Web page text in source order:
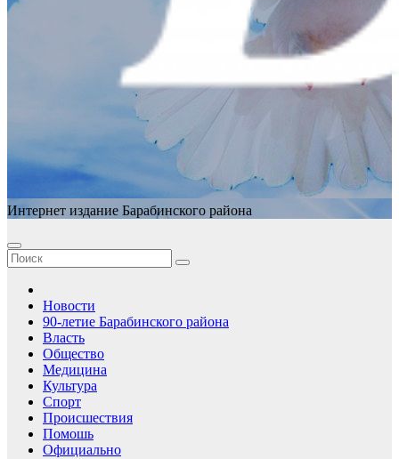
Интернет издание Барабинского района
Новости
90-летие Барабинского района
Власть
Общество
Медицина
Культура
Спорт
Происшествия
Помошь
Официально